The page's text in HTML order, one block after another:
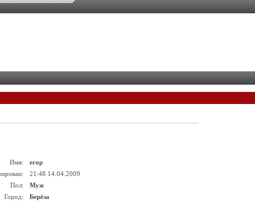
Имя:
егор
21:48 14.04.2009
Пол:
Муж
Город:
Берёза